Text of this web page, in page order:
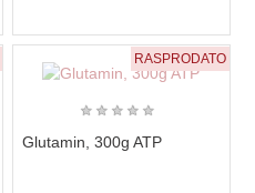
RASPRODATO
★ ★ ★ ★ ★
Glutamin, 300g ATP